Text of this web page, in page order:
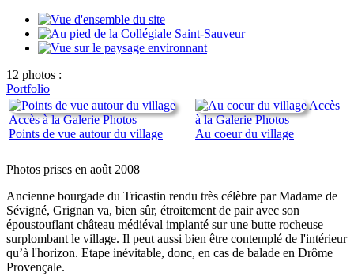
12 photos :
Portfolio
Accès à la Galerie Photos
Points de vue autour du village
Accès
à la Galerie Photos
Au coeur du village
Photos prises en août 2008
Ancienne bourgade du Tricastin rendu très célèbre par Madame de
Sévigné, Grignan va, bien sûr, étroitement de pair avec son
époustouflant château médiéval implanté sur une butte rocheuse
surplombant le village. Il peut aussi bien être contemplé de l'intérieur
qu’à l'horizon. Etape inévitable, donc, en cas de balade en Drôme
Provençale.